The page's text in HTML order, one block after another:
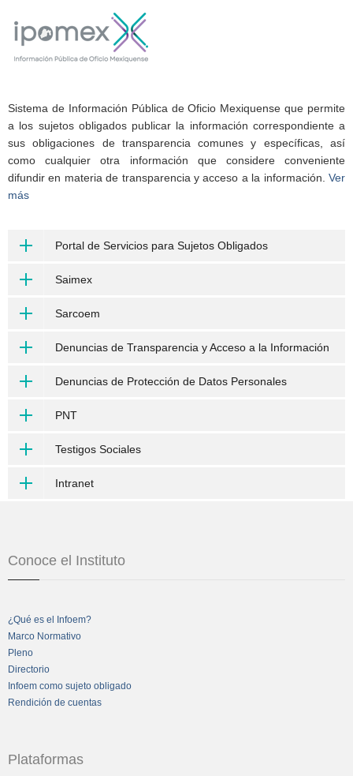
Sistema de Información Pública de Oficio Mexiquense que permite
a los sujetos obligados publicar la información correspondiente a
sus obligaciones de transparencia comunes y específicas, así
como cualquier otra información que considere conveniente
difundir en materia de transparencia y acceso a la información. Ver
más
Portal de Servicios para Sujetos Obligados
Saimex
Sarcoem
Denuncias de Transparencia y Acceso a la Información
Denuncias de Protección de Datos Personales
PNT
Testigos Sociales
Intranet
Conoce el Instituto
¿Qué es el Infoem?
Marco Normativo
Pleno
Directorio
Infoem como sujeto obligado
Rendición de cuentas
Plataformas